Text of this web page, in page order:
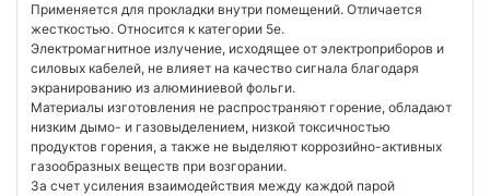
Применяется для прокладки внутри помещений. Отличается
жесткостью. Относится к категории 5е.
Электромагнитное излучение, исходящее от электроприборов и
силовых кабелей, не влияет на качество сигнала благодаря
экранированию из алюминиевой фольги.
Материалы изготовления не распространяют горение, обладают
низким дымо- и газовыделением, низкой токсичностью
продуктов горения, а также не выделяют коррозийно-активных
газообразных веществ при возгорании.
За счет усиления взаимодействия между каждой парой